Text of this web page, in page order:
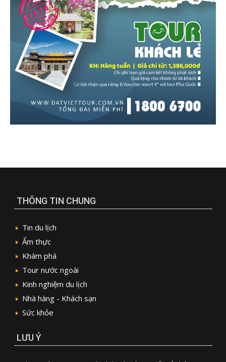
THÔNG TIN CHUNG
Tin du lịch
Ẩm thực
Khám phá
Tour nước ngoài
Kinh nghiệm du lịch
Nhà hàng - Khách sạn
Sức khỏe
LƯU Ý